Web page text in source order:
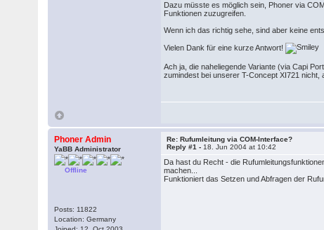
Dazu müsste es möglich sein, Phoner via
Funktionen zuzugreifen.
Wenn ich das richtig sehe, sind aber keine
Vielen Dank für eine kurze Antwort!
Ach ja, die naheliegende Variante (via Capi
zumindest bei unserer T-Concept XI721
Phoner Admin
YaBB Administrator
Offline
Posts: 11822
Location: Germany
Re: Rufumleitung via COM-Interface?
Reply #1 - 18. Jun 2004 at 10:42
Da hast du Recht - die
machen...
Funktioniert das Setzen und Abfragen der